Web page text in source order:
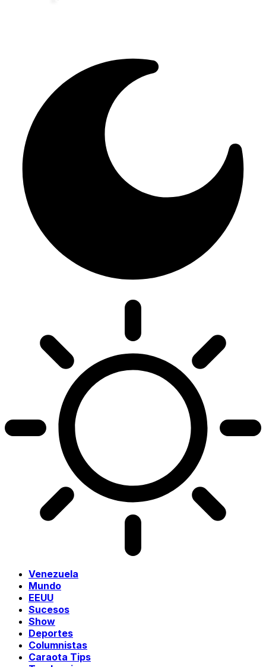
Venezuela
Mundo
EEUU
Sucesos
Show
Deportes
Columnistas
Caraota Tips